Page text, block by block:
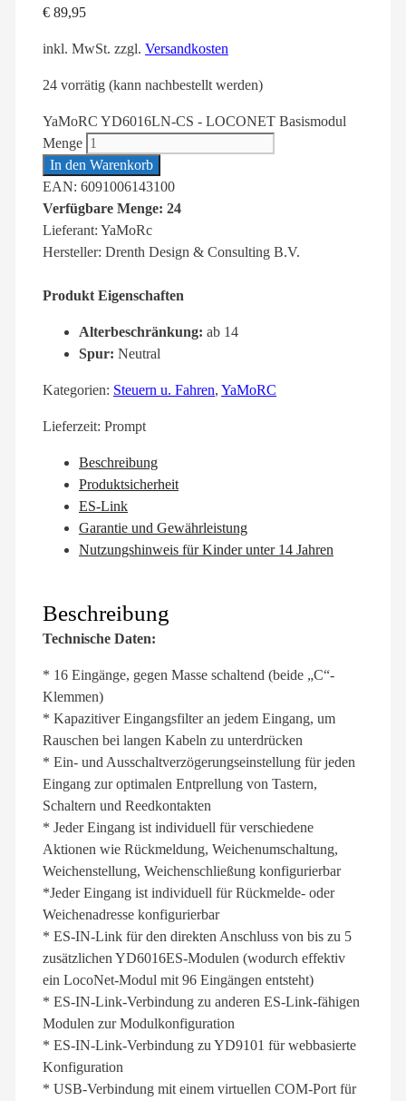
€ 89,95
inkl. MwSt. zzgl. Versandkosten
24 vorrätig (kann nachbestellt werden)
YaMoRC YD6016LN-CS - LOCONET Basismodul
Menge
In den Warenkorb
EAN: 6091006143100
Verfügbare Menge: 24
Lieferant: YaMoRc
Hersteller: Drenth Design & Consulting B.V.
Produkt Eigenschaften
Alterbeschränkung: ab 14
Spur: Neutral
Kategorien: Steuern u. Fahren, YaMoRC
Lieferzeit: Prompt
Beschreibung
Produktsicherheit
ES-Link
Garantie und Gewährleistung
Nutzungshinweis für Kinder unter 14 Jahren
Beschreibung
Technische Daten:
* 16 Eingänge, gegen Masse schaltend (beide „C“-
Klemmen)
* Kapazitiver Eingangsfilter an jedem Eingang, um
Rauschen bei langen Kabeln zu unterdrücken
* Ein- und Ausschaltverzögerungseinstellung für jeden
Eingang zur optimalen Entprellung von Tastern,
Schaltern und Reedkontakten
* Jeder Eingang ist individuell für verschiedene
Aktionen wie Rückmeldung, Weichenumschaltung,
Weichenstellung, Weichenschließung konfigurierbar
*Jeder Eingang ist individuell für Rückmelde- oder
Weichenadresse konfigurierbar
* ES-IN-Link für den direkten Anschluss von bis zu 5
zusätzlichen YD6016ES-Modulen (wodurch effektiv
ein LocoNet-Modul mit 96 Eingängen entsteht)
* ES-IN-Link-Verbindung zu anderen ES-Link-fähigen
Modulen zur Modulkonfiguration
* ES-IN-Link-Verbindung zu YD9101 für webbasierte
Konfiguration
* USB-Verbindung mit einem virtuellen COM-Port für